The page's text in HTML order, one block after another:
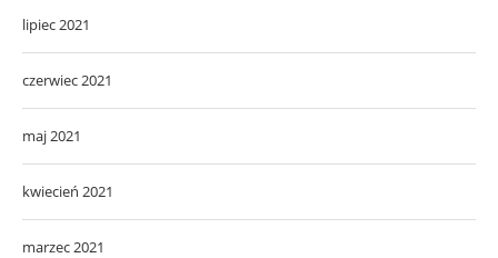
lipiec 2021
czerwiec 2021
maj 2021
kwiecień 2021
marzec 2021